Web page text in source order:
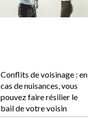
Conflits de voisinage : en
cas de nuisances, vous
pouvez faire résilier le
bail de votre voisin